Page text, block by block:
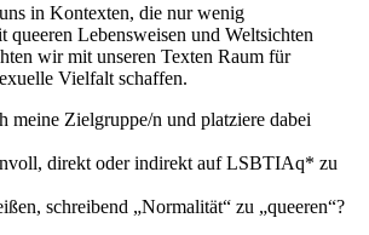
in Kontexten, die nur wenig
queeren Lebensweisen und Weltsichten
wir mit unseren Texten Raum für
Vielfalt schaffen.
meine Zielgruppe/n und platziere dabei
direkt oder indirekt auf LSBTIAq* zu
schreibend „Normalität“ zu „queeren“?